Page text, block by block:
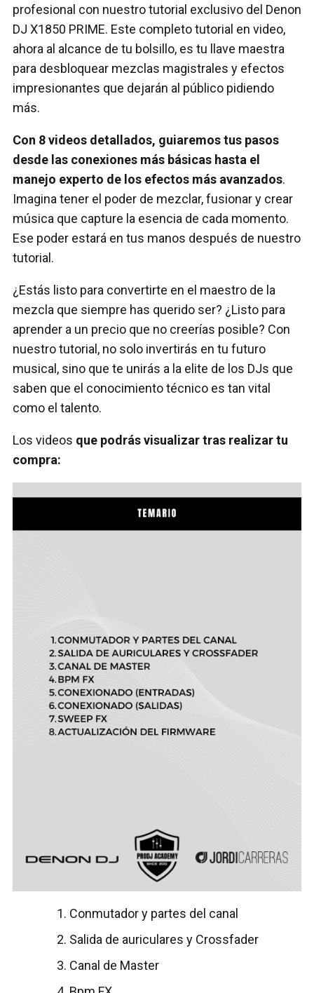
profesional con nuestro tutorial exclusivo del Denon
DJ X1850 PRIME. Este completo tutorial en video,
ahora al alcance de tu bolsillo, es tu llave maestra
para desbloquear mezclas magistrales y efectos
impresionantes que dejarán al público pidiendo
más.
Con 8 videos detallados, guiaremos tus pasos
desde las conexiones más básicas hasta el
manejo experto de los efectos más avanzados.
Imagina tener el poder de mezclar, fusionar y crear
música que capture la esencia de cada momento.
Ese poder estará en tus manos después de nuestro
tutorial.
¿Estás listo para convertirte en el maestro de la
mezcla que siempre has querido ser? ¿Listo para
aprender a un precio que no creerías posible? Con
nuestro tutorial, no solo invertirás en tu futuro
musical, sino que te unirás a la elite de los DJs que
saben que el conocimiento técnico es tan vital
como el talento.
Los videos que podrás visualizar tras realizar tu
compra:
Conmutador y partes del canal
Salida de auriculares y Crossfader
Canal de Master